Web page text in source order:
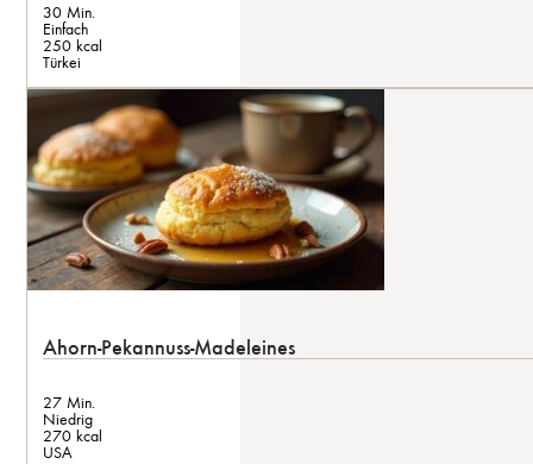
30 Min.
Einfach
250 kcal
Türkei
Ahorn-Pekannuss-Madeleines
27 Min.
Niedrig
270 kcal
USA